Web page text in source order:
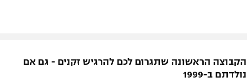
הקבוצה הראשונה שתגרום לכם להרגיש זקנים - גם אם
נולדתם ב-1999